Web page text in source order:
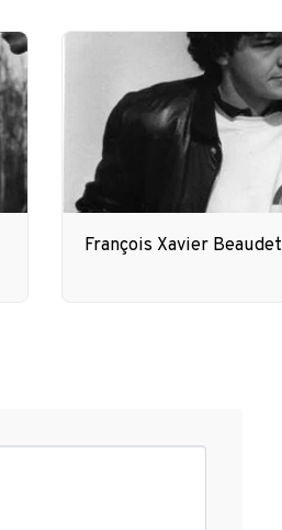
François Xavier Beaudet